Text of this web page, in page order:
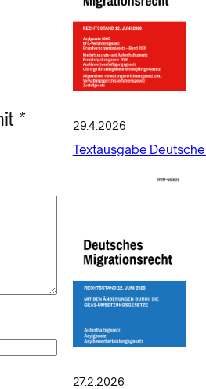
*
29.4.2026
Textausgabe
27.2.2026